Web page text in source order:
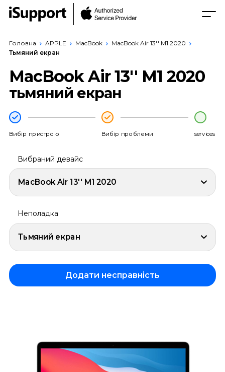
Головна APPLE MacBook
MacBook Air 13'' M1 2020
Тьмяний екран
MacBook Air 13'' M1 2020
тьмяний екран
Вибір пристрою Вибір проблеми services
Вибраний девайс
MacBook Air 13'' M1 2020
Неполадка
Тьмяний екран
Додати несправність